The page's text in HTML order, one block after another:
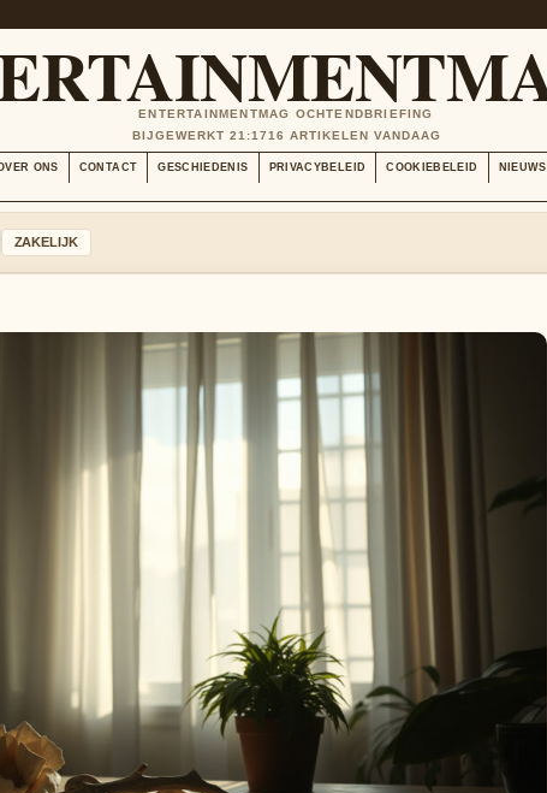
ENTERTAINMENTMAG OCHTENDBRIEFING
BIJGEWERKT 21:1716 ARTIKELEN VANDAAG
ONS CONTACT GESCHIEDENIS PRIVACYBELEID COOKIEBELEID
ZAKELIJK